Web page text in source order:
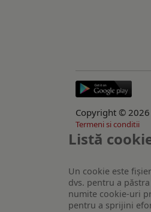
Copyright © 2026
Termeni si conditii
Listă
Un cookie este
dvs. pentru a
numite cookie-uri
pentru a sprijini